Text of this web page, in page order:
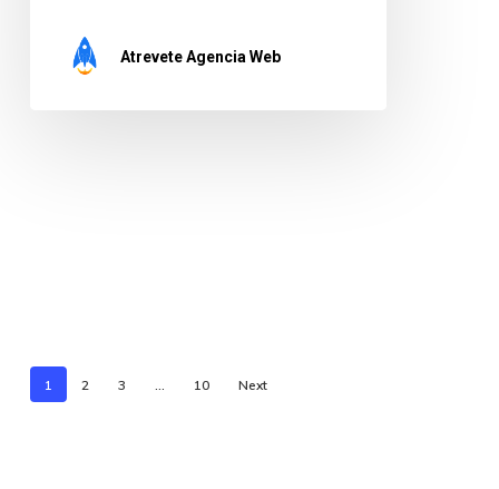
Atrevete Agencia Web
1 2 3 10 Next